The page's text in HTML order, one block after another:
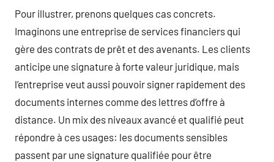
Pour illustrer, prenons quelques cas concrets.
Imaginons une entreprise de services financiers qui
gère des contrats de prêt et des avenants. Les clients
anticipe une signature à forte valeur juridique, mais
l’entreprise veut aussi pouvoir signer rapidement des
documents internes comme des lettres d’offre à
distance. Un mix des niveaux avancé et qualifié peut
répondre à ces usages: les documents sensibles
passent par une signature qualifiée pour être